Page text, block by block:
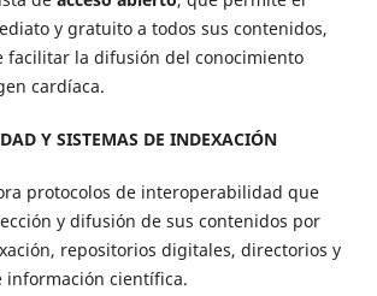
y gratuito a todos sus contenidos,
facilitar la difusión del conocimiento
cardíaca.
Y SISTEMAS DE INDEXACIÓN
protocolos de interoperabilidad que
y difusión de sus contenidos por
repositorios digitales, directorios y
información científica.